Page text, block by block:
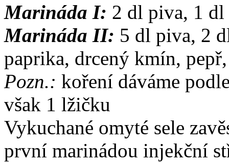
Marináda I: 2 dl piva, 1 dl
Marináda II: 5 dl piva, 2
paprika, drcený kmín,
Pozn.: koření dáváme
však 1 lžičku
Vykuchané omyté sele
první marinádou injekční